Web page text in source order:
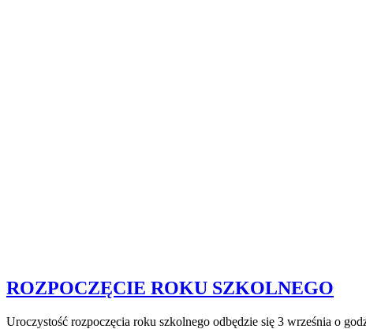
ROZPOCZĘCIE ROKU SZKOLNEGO
Uroczystość rozpoczęcia roku szkolnego odbędzie się 3 września o